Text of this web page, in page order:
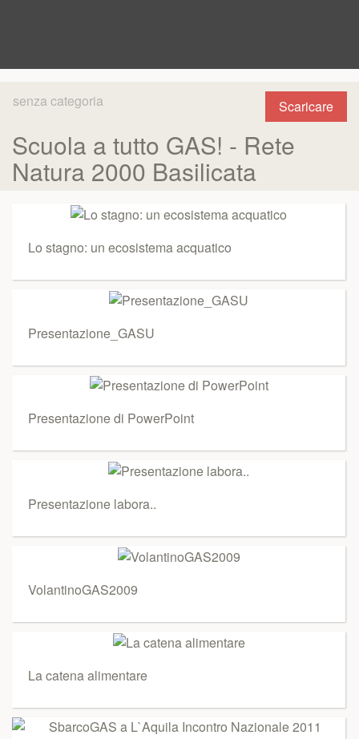
Scaricare
senza categoria
Scuola a tutto GAS! - Rete
Natura 2000 Basilicata
Lo stagno: un ecosistema acquatico
Presentazione_GASU
Presentazione di PowerPoint
Presentazione labora..
VolantinoGAS2009
La catena alimentare